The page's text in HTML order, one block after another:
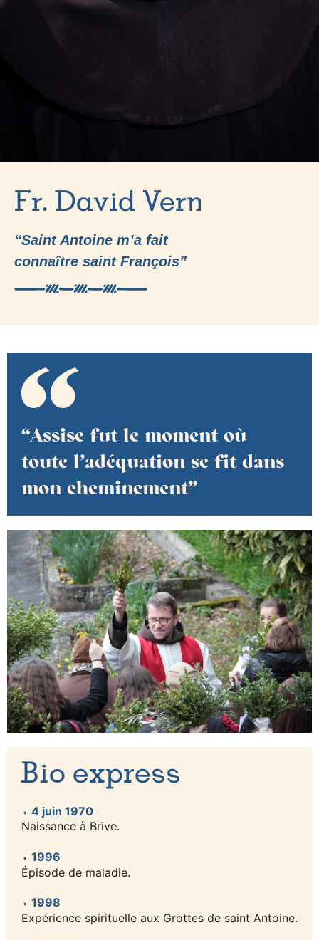
Fr. David Vern
“Saint Antoine m’a fait
connaître saint François”
“Assise fut le moment où
toute l’adéquation se fit dans
mon cheminement”
Bio express
4 juin 1970
Naissance à Brive.
1996
Épisode de maladie.
1998
Expérience spirituelle aux Grottes de saint Antoine.